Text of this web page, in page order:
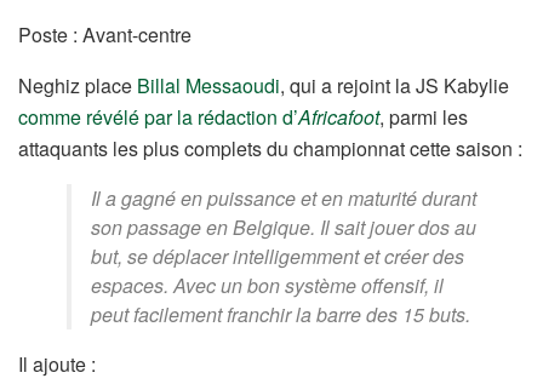
Poste : Avant-centre
Neghiz place Billal Messaoudi, qui a rejoint la JS Kabylie
comme révélé par la rédaction d’Africafoot, parmi les
attaquants les plus complets du championnat cette saison :
Il a gagné en puissance et en maturité durant
son passage en Belgique. Il sait jouer dos au
but, se déplacer intelligemment et créer des
espaces. Avec un bon système offensif, il
peut facilement franchir la barre des 15 buts.
Il ajoute :